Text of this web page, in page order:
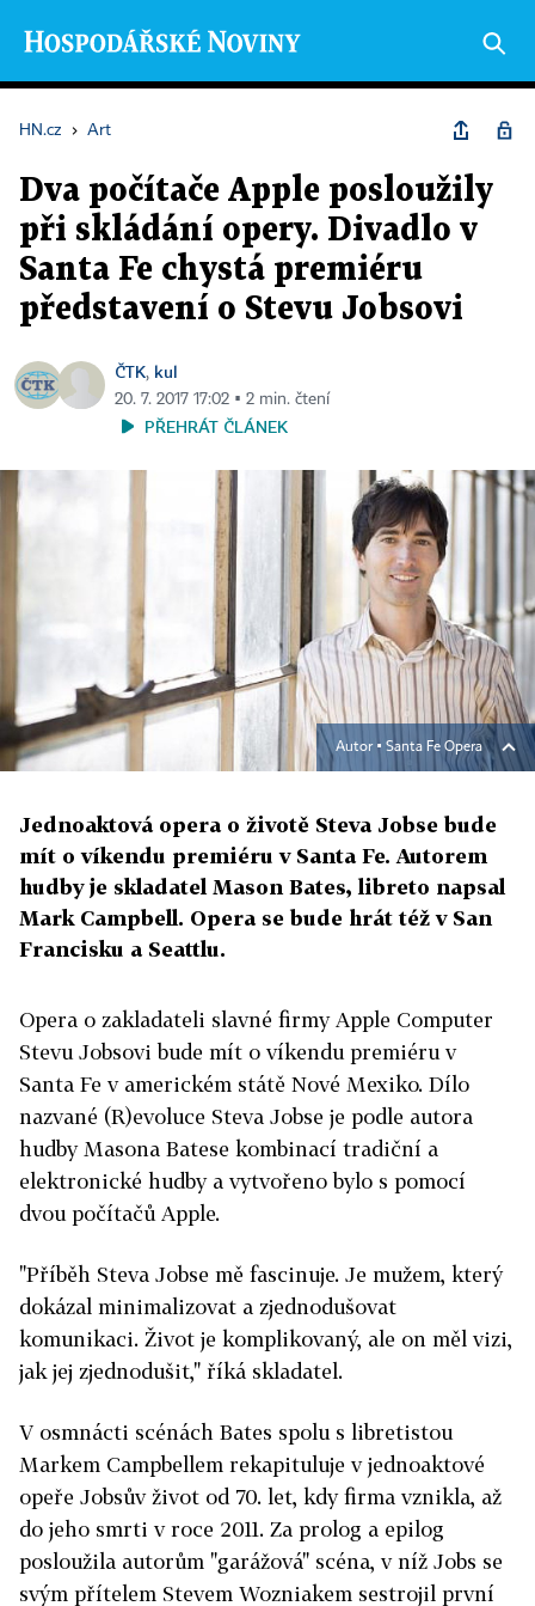
HN.cz › Art
Dva počítače Apple posloužily
při skládání opery. Divadlo v
Santa Fe chystá premiéru
představení o Stevu Jobsovi
ČTK, kul
20. 7. 2017 17:02 ▪ 2 min. čtení
PŘEHRÁT ČLÁNEK
Autor ▪ Santa Fe Opera
Jednoaktová opera o životě Steva Jobse bude
mít o víkendu premiéru v Santa Fe. Autorem
hudby je skladatel Mason Bates, libreto napsal
Mark Campbell. Opera se bude hrát též v San
Francisku a Seattlu.
Opera o zakladateli slavné firmy Apple Computer
Stevu Jobsovi bude mít o víkendu premiéru v
Santa Fe v americkém státě Nové Mexiko. Dílo
nazvané (R)evoluce Steva Jobse je podle autora
hudby Masona Batese kombinací tradiční a
elektronické hudby a vytvořeno bylo s pomocí
dvou počítačů Apple.
"Příběh Steva Jobse mě fascinuje. Je mužem, který
dokázal minimalizovat a zjednodušovat
komunikaci. Život je komplikovaný, ale on měl vizi,
jak jej zjednodušit," říká skladatel.
V osmnácti scénách Bates spolu s libretistou
Markem Campbellem rekapituluje v jednoaktové
opeře Jobsův život od 70. let, kdy firma vznikla, až
do jeho smrti v roce 2011. Za prolog a epilog
posloužila autorům "garážová" scéna, v níž Jobs se
svým přítelem Stevem Wozniakem sestrojil první